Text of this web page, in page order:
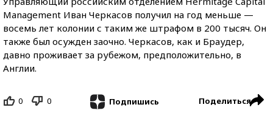
Management Иван Черкасов получил на год меньше —
восемь лет колонии с таким же штрафом в 200 тысяч. Он
также был осужден заочно. Черкасов, как и Браудер,
давно проживает за рубежом, предположительно, в
Англии.
0 0 Подпишись Поделиться